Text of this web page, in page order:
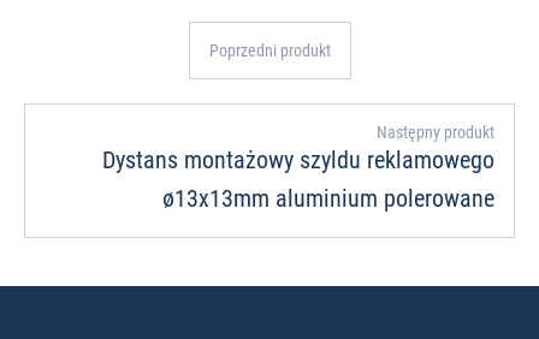
Poprzedni produkt
Następny produkt
Dystans montażowy szyldu reklamowego
ø13x13mm aluminium polerowane